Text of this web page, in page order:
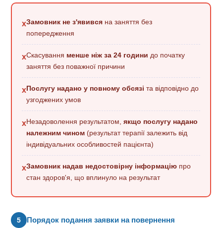
xЗамовник не з'явився на заняття без
попередження
xСкасування менше ніж за 24 години до початку
заняття без поважної причини
xПослугу надано у повному обсязі та відповідно до
узгоджених умов
xНезадоволення результатом,якщо послугу надано
належним чином (результат терапії залежить від
індивідуальних особливостей пацієнта)
xЗамовник надав недостовірну інформацію про
стан здоров'я, що вплинуло на результат
5 Порядок подання заявки на повернення